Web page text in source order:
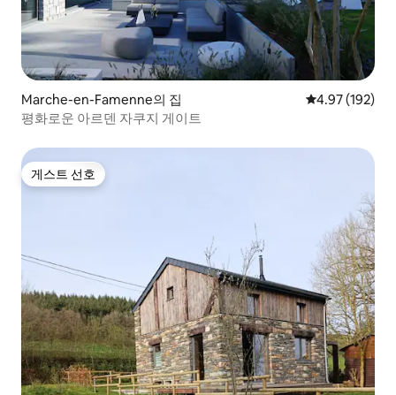
Marche-en-Famenne의 집 평점 4.97점(5
4.97 (192)
평화로운 아르덴 자쿠지 게이트
게스트 선호
게스트 선호